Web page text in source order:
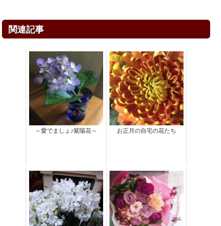
関連記事
～愛でましょ♪紫陽花～ お正月の自宅の花たち